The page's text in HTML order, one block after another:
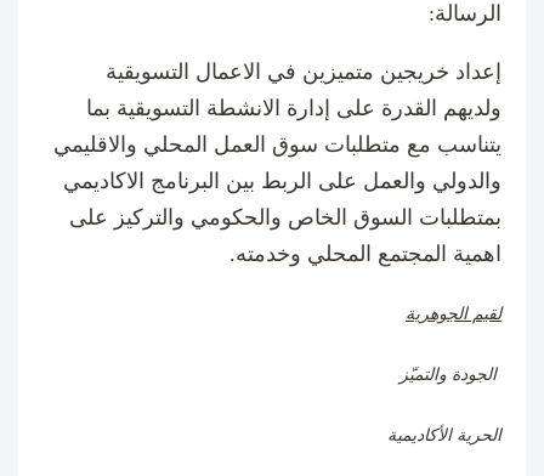
الرسالة:
إعداد خريجين متميزين في الاعمال التسويقية
ولديهم القدرة على إدارة الانشطة التسويقية بما
يتناسب مع متطلبات سوق العمل المحلي والاقليمي
والدولي والعمل على الربط بين البرنامج الاكاديمي
بمتطلبات السوق الخاص والحكومي والتركيز على
اهمية المجتمع المحلي وخدمته.
لقيم الجوهرية
الجودة والتميّز
الحرية الأكاديمية